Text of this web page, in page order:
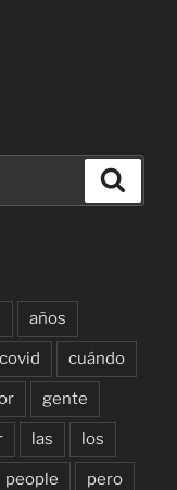
años
covid cuándo
gente
las los
people pero